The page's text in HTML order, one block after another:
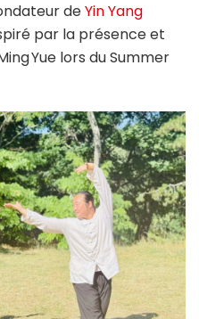
deYin Yang
par la présence et
Yue lors du Summer